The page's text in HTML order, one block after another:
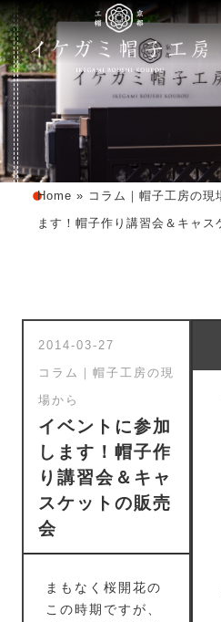
Home » コラム｜帽子工房の現
ます！帽子作り講習会＆キャス
2014-03-27
コラム｜帽子工房の現
場から
イベントに参加
します！帽子作
り講習会＆キャ
スケットの販売
会
まもなく桜開花の
この時期ですが、